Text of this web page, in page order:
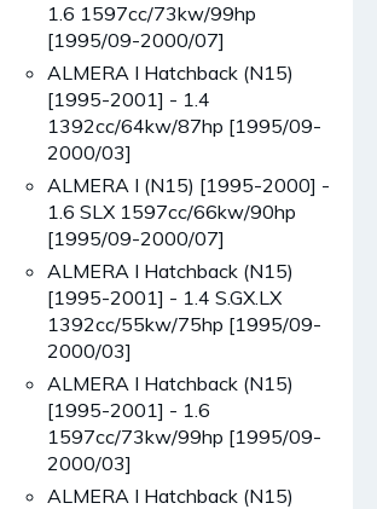
1.6 1597cc/73kw/99hp
[1995/09-2000/07]
ALMERA I Hatchback (N15)
[1995-2001] - 1.4
1392cc/64kw/87hp [1995/09-
2000/03]
ALMERA I (N15) [1995-2000] -
1.6 SLX 1597cc/66kw/90hp
[1995/09-2000/07]
ALMERA I Hatchback (N15)
[1995-2001] - 1.4 S.GX.LX
1392cc/55kw/75hp [1995/09-
2000/03]
ALMERA I Hatchback (N15)
[1995-2001] - 1.6
1597cc/73kw/99hp [1995/09-
2000/03]
ALMERA I Hatchback (N15)